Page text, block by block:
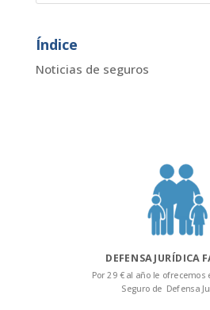
Índice
Noticias de seguros
DEFENSA JURÍDICA
Por 29 € al año le ofrecemos
Seguro de Defensa